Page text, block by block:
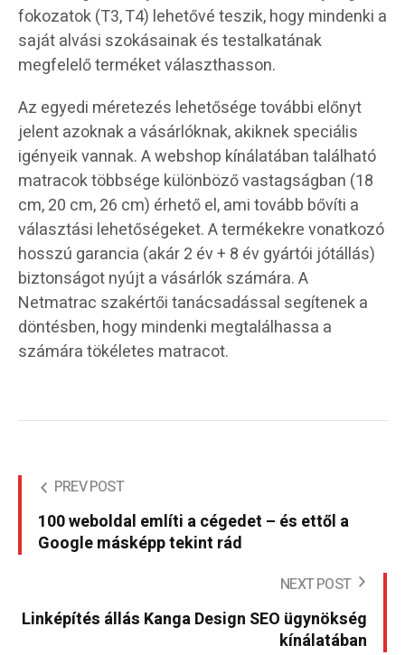
fokozatok (T3, T4) lehetővé teszik, hogy mindenki a
saját alvási szokásainak és testalkatának
megfelelő terméket választhasson.
Az egyedi méretezés lehetősége további előnyt
jelent azoknak a vásárlóknak, akiknek speciális
igényeik vannak. A webshop kínálatában található
matracok többsége különböző vastagságban (18
cm, 20 cm, 26 cm) érhető el, ami tovább bővíti a
választási lehetőségeket. A termékekre vonatkozó
hosszú garancia (akár 2 év + 8 év gyártói jótállás)
biztonságot nyújt a vásárlók számára. A
Netmatrac szakértői tanácsadással segítenek a
döntésben, hogy mindenki megtalálhassa a
számára tökéletes matracot.
PREV POST
100 weboldal említi a cégedet – és ettől a
Google másképp tekint rád
NEXT POST
Linképítés állás Kanga Design SEO ügynökség
kínálatában